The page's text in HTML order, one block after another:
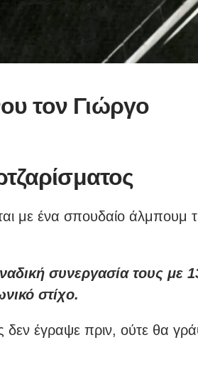
τον Γιώργο
με ένα σπουδαίο άλμπουμ
συνεργασία τους με
στίχο.
έγραψε πριν, ούτε θα